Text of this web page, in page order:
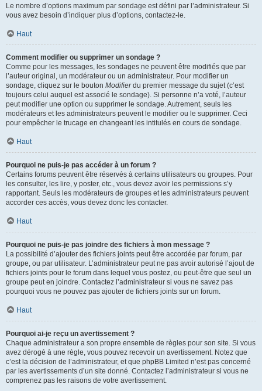
Le nombre d’options maximum par sondage est défini par l’administrateur. Si
vous avez besoin d’indiquer plus d’options, contactez-le.
Haut
Comment modifier ou supprimer un sondage ?
Comme pour les messages, les sondages ne peuvent être modifiés que par
l’auteur original, un modérateur ou un administrateur. Pour modifier un
sondage, cliquez sur le bouton Modifierdu premier message du sujet (c’est
toujours celui auquel est associé le sondage). Si personne n’a voté, l’auteur
peut modifier une option ou supprimer le sondage. Autrement, seuls les
modérateurs et les administrateurs peuvent le modifier ou le supprimer. Ceci
pour empêcher le trucage en changeant les intitulés en cours de sondage.
Haut
Pourquoi ne puis-je pas accéder à un forum ?
Certains forums peuvent être réservés à certains utilisateurs ou groupes. Pour
les consulter, les lire, y poster, etc., vous devez avoir les permissions s’y
rapportant. Seuls les modérateurs de groupes et les administrateurs peuvent
accorder ces accès, vous devez donc les contacter.
Haut
Pourquoi ne puis-je pas joindre des fichiers à mon message ?
La possibilité d’ajouter des fichiers joints peut être accordée par forum, par
groupe, ou par utilisateur. L’administrateur peut ne pas avoir autorisé l’ajout de
fichiers joints pour le forum dans lequel vous postez, ou peut-être que seul un
groupe peut en joindre. Contactez l’administrateur si vous ne savez pas
pourquoi vous ne pouvez pas ajouter de fichiers joints sur un forum.
Haut
Pourquoi ai-je reçu un avertissement ?
Chaque administrateur a son propre ensemble de règles pour son site. Si vous
avez dérogé à une règle, vous pouvez recevoir un avertissement. Notez que
c’est la décision de l’administrateur, et que phpBB Limited n’est pas concerné
par les avertissements d’un site donné. Contactez l’administrateur si vous ne
comprenez pas les raisons de votre avertissement.